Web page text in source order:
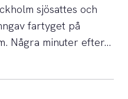
sjösattes och
fartyget på
Några minuter efter…